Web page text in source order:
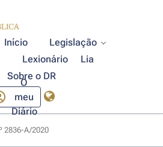
Início
Legislação
Lexionário
Lia
Sobre o DR
O
meu
Diário
2836-A/2020